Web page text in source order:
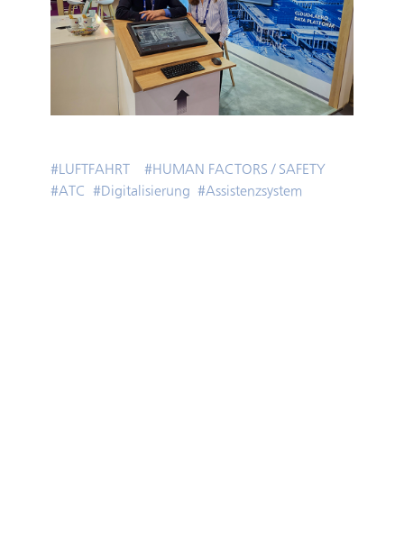
#LUFTFAHRT #HUMAN FACTORS / SAFETY
#ATC #Digitalisierung #Assistenzsystem